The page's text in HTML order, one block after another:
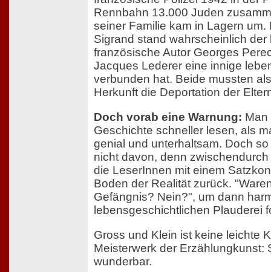
Rennbahn 13.000 Juden
seiner Familie kam in Lagern um.
Sigrand stand wahrscheinlich der
französische Autor Georges
Jacques Lederer eine innige
verbunden hat. Beide mussten
Herkunft die Deportation der
Doch vorab eine Warnung: Man
Geschichte schneller lesen, als
genial und unterhaltsam. Doch
nicht davon, denn
die LeserInnen mit einem
Boden der Realität zurück.
Gefängnis? Nein?", um dann
lebensgeschichtlichen Plauderei
Gross und Klein ist keine leichte
Meisterwerk der Erzählungkunst:
wunderbar.